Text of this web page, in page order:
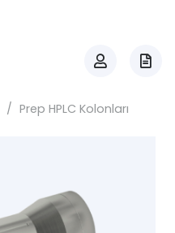
/ Prep HPLC Kolonları